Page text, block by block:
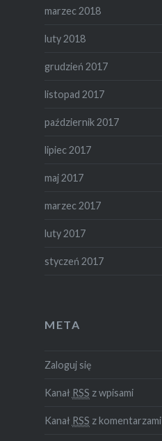
marzec 2018
luty 2018
grudzień 2017
listopad 2017
październik 2017
lipiec 2017
maj 2017
marzec 2017
luty 2017
styczeń 2017
META
Zaloguj się
Kanał RSS z wpisami
Kanał RSS z komentarzami